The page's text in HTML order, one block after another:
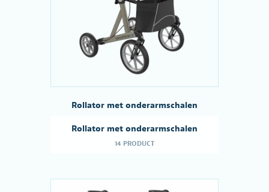
Rollator met onderarmschalen
Rollator met onderarmschalen
14 PRODUCT